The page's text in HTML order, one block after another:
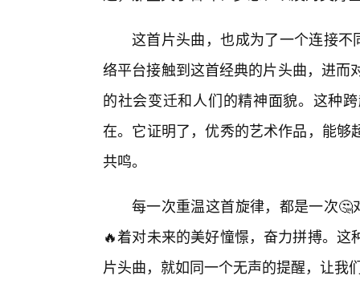
这首片头曲，也成为了一个连接不
络平台接触到这首经典的片头曲，进
的社会变迁和人们的精神面貌。这种
在。它证明了，优秀的艺术作品，能
共鸣。
每一次重温这首旋律，都是一次🤔
🔥着对未来的美好憧憬，奋力拼搏。
片头曲，就如同一个无声的提醒，让我